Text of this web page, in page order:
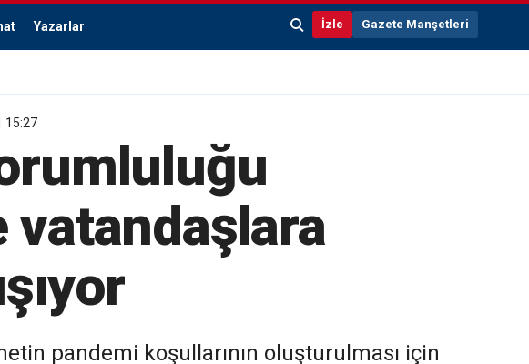
Yazarlar İzle Gazete Manşetleri
15:27
pandemi koşullarının oluşturulması için